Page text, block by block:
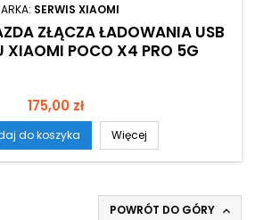
SERWIS XIAOMI
ZŁĄCZA ŁADOWANIA USB
XIAOMI POCO X4 PRO 5G
Cena
175,00 zł
do koszyka Więcej
POWRÓT DO GÓRY 